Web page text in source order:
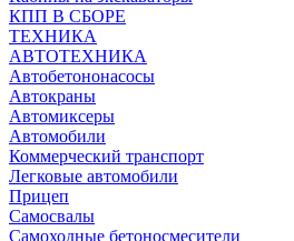
КПП В СБОРЕ
ТЕХНИКА
АВТОТЕХНИКА
Автобетононасосы
Автокраны
Автомиксеры
Автомобили
Коммерческий транспорт
Легковые автомобили
Прицеп
Самосвалы
Самоходные бетоносмесители